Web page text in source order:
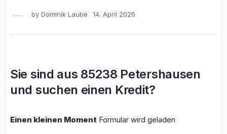
by Dominik Laube 14. April 2026
Sie sind aus 85238 Petershausen
und suchen einen Kredit?
Einen kleinen Moment Formular wird geladen